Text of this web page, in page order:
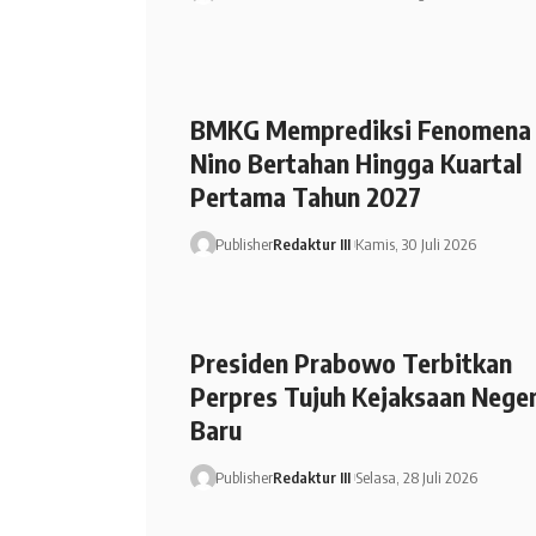
BMKG Memprediksi Fenomena
Nino Bertahan Hingga Kuartal
Pertama Tahun 2027
PublisherRedaktur III Kamis, 30 Juli 2026
Presiden Prabowo Terbitkan
Perpres Tujuh Kejaksaan
Baru
PublisherRedaktur III Selasa, 28 Juli 2026